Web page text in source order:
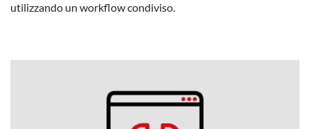
utilizzando un workflow condiviso.